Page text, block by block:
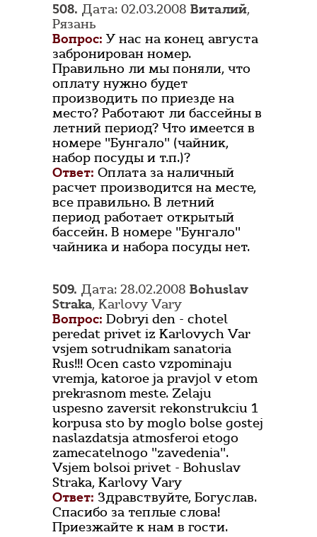
508. Дата: 02.03.2008 Виталий,
Рязань
Вопрос: У нас на конец августа
забронирован номер.
Правильно ли мы поняли, что
оплату нужно будет
производить по приезде на
место? Работают ли бассейны в
летний период? Что имеется в
номере "Бунгало" (чайник,
набор посуды и т.п.)?
Ответ: Оплата за наличный
расчет производится на месте,
все правильно. В летний
период работает открытый
бассейн. В номере "Бунгало"
чайника и набора посуды нет.
509. Дата: 28.02.2008 Bohuslav
Straka, Karlovy Vary
Вопрос: Dobryi den - chotel
peredat privet iz Karlovych Var
vsjem sotrudnikam sanatoria
Rus!!! Ocen casto vzpominaju
vremja, katoroe ja pravjol v etom
prekrasnom meste. Zelaju
uspesno zaversit rekonstrukciu 1
korpusa sto by moglo bolse gostej
naslazdatsja atmosferoi etogo
zamecatelnogo "zavedenia".
Vsjem bolsoi privet - Bohuslav
Straka, Karlovy Vary
Ответ: Здравствуйте, Богуслав.
Спасибо за теплые слова!
Приезжайте к нам в гости.